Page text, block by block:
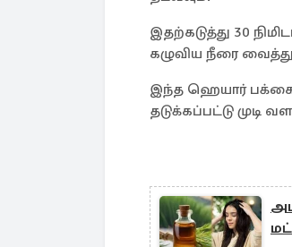
இதற்கடுத்து 30
கழுவிய நீரை
இந்த ஹெயார் பக்கை
தடுக்கப்பட்டு முடி